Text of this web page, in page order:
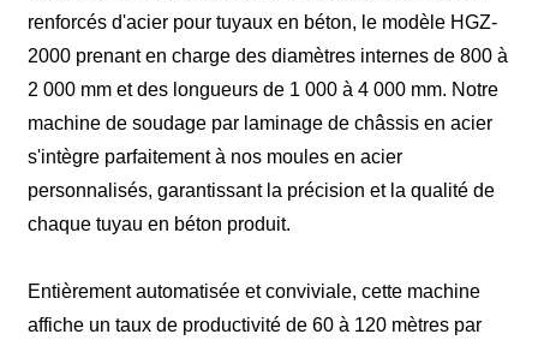
renforcés d'acier pour tuyaux en béton, le modèle HGZ-
2000 prenant en charge des diamètres internes de 800 à
2 000 mm et des longueurs de 1 000 à 4 000 mm. Notre
machine de soudage par laminage de châssis en acier
s'intègre parfaitement à nos moules en acier
personnalisés, garantissant la précision et la qualité de
chaque tuyau en béton produit.
Entièrement automatisée et conviviale, cette machine
affiche un taux de productivité de 60 à 120 mètres par